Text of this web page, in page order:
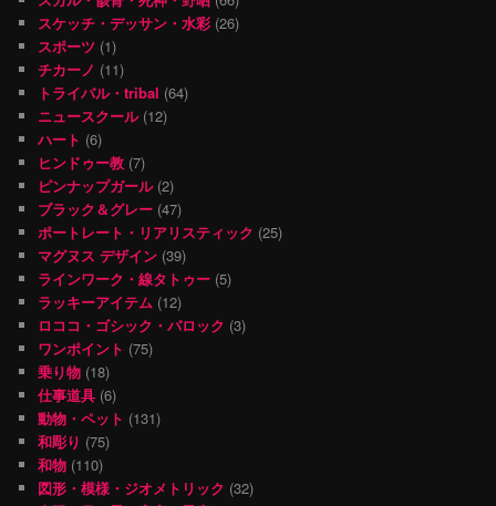
スケッチ・デッサン・水彩 (26)
スポーツ (1)
チカーノ (11)
トライバル・tribal (64)
ニュースクール(12)
ハート (6)
ヒンドゥー教 (7)
ピンナップガール(2)
ブラック＆グレー (47)
ポートレート・リアリスティック (25)
マグヌス デザイン (39)
ラインワーク・線タトゥー (5)
ラッキーアイテム (12)
ロココ・ゴシック・バロック (3)
ワンポイント (75)
乗り物 (18)
仕事道具 (6)
動物・ペット (131)
和彫り (75)
和物 (110)
図形・模様・ジオメトリック (32)